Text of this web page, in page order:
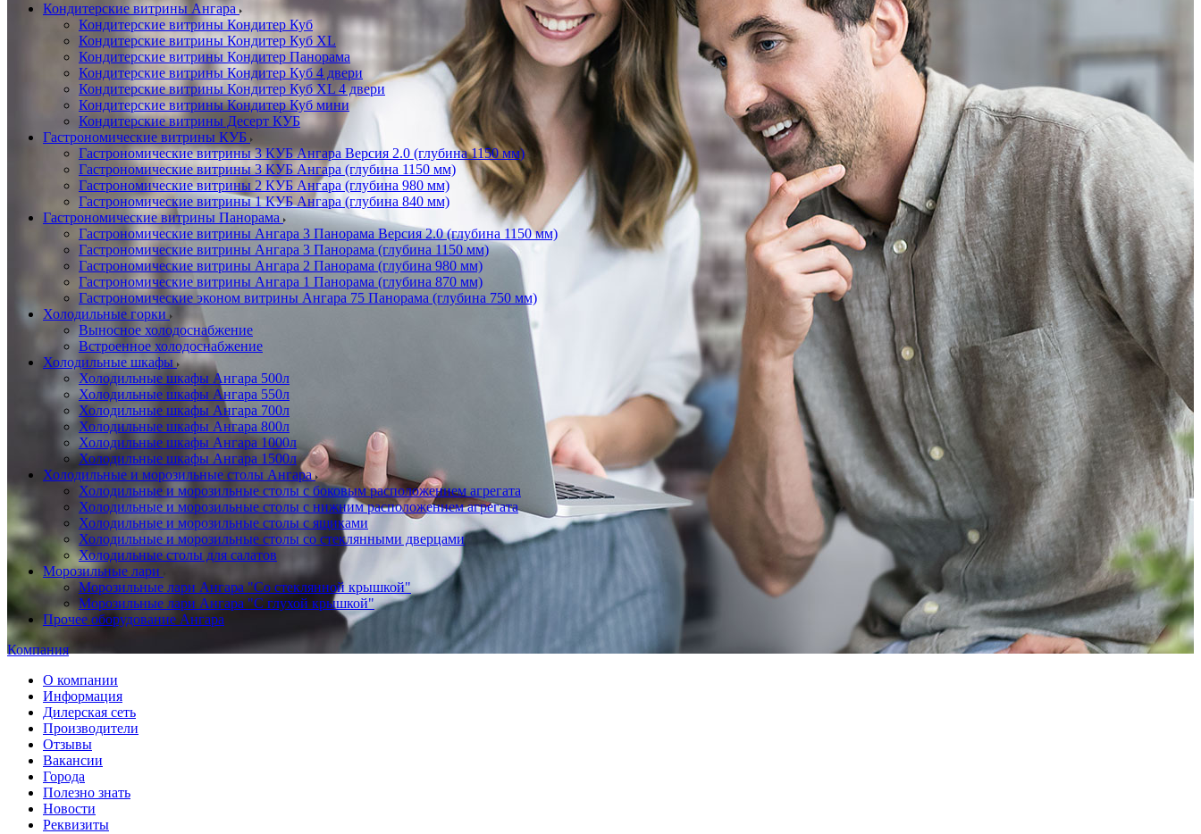
Кондитерские витрины Ангара
Кондитерские витрины Кондитер Куб
Кондитерские витрины Кондитер Куб XL
Кондитерские витрины Кондитер Панорама
Кондитерские витрины Кондитер Куб 4 двери
Кондитерские витрины Кондитер Куб XL 4 двери
Кондитерские витрины Кондитер Куб мини
Кондитерские витрины Десерт КУБ
Гастрономические витрины КУБ
Гастрономические витрины 3 КУБ Ангара Версия 2.0 (глубина 1150 мм)
Гастрономические витрины 3 КУБ Ангара (глубина 1150 мм)
Гастрономические витрины 2 КУБ Ангара (глубина 980 мм)
Гастрономические витрины 1 КУБ Ангара (глубина 840 мм)
Гастрономические витрины Панорама
Гастрономические витрины Ангара 3 Панорама Версия 2.0 (глубина 1150 мм)
Гастрономические витрины Ангара 3 Панорама (глубина 1150 мм)
Гастрономические витрины Ангара 2 Панорама (глубина 980 мм)
Гастрономические витрины Ангара 1 Панорама (глубина 870 мм)
Гастрономические эконом витрины Ангара 75 Панорама (глубина 750 мм)
Холодильные горки
Выносное холодоснабжение
Встроенное холодоснабжение
Холодильные шкафы
Холодильные шкафы Ангара 500л
Холодильные шкафы Ангара 550л
Холодильные шкафы Ангара 700л
Холодильные шкафы Ангара 800л
Холодильные шкафы Ангара 1000л
Холодильные шкафы Ангара 1500л
Холодильные и морозильные столы Ангара
Холодильные и морозильные столы с боковым расположением агрегата
Холодильные и морозильные столы с нижним расположением агрегата
Холодильные и морозильные столы с ящиками
Холодильные и морозильные столы со стеклянными дверцами
Холодильные столы для салатов
Морозильные лари
Морозильные лари Ангара "Со стеклянной крышкой"
Морозильные лари Ангара "С глухой крышкой"
Прочее оборудование Ангара
Компания
О компании
Информация
Дилерская сеть
Производители
Отзывы
Вакансии
Города
Полезно знать
Новости
Реквизиты